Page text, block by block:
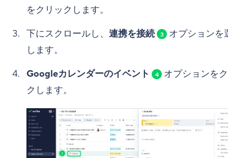
をクリックします。
下にスクロールし、 連携を接続 3
オプションを
します。
Googleカレンダーのイベント
4
オプションを
クします。